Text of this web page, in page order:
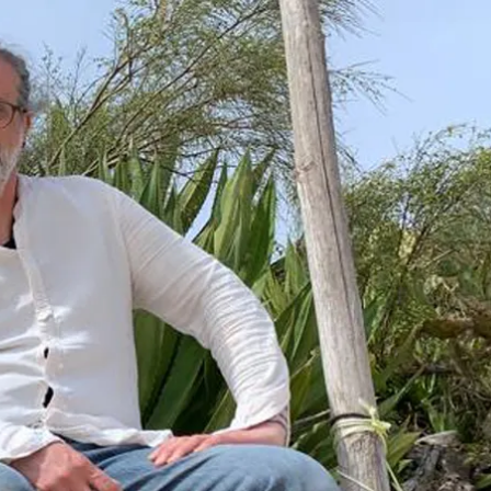
B2B Portal